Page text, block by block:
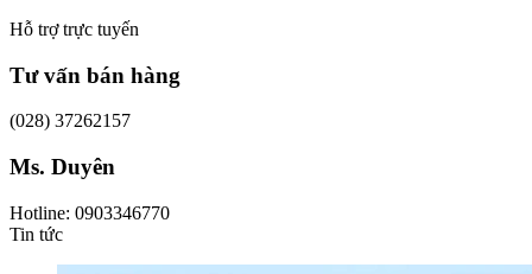
Hỗ trợ trực tuyến
Tư vấn bán hàng
(028) 37262157
Ms. Duyên
Hotline: 0903346770
Tin tức